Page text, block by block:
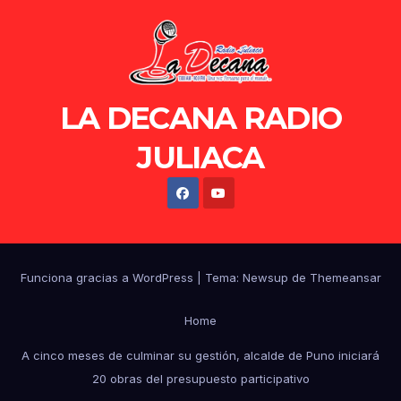
LA DECANA RADIO
JULIACA
Funciona gracias a WordPress Tema: Newsup de Themeansar
Home
A cinco meses de culminar su gestión, alcalde de Puno iniciará
20 obras del presupuesto participativo